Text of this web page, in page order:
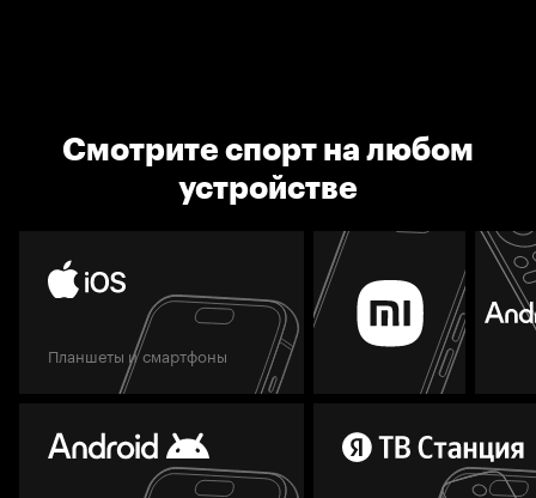
Смотрите спорт на любом
устройстве
Планшеты и смартфоны